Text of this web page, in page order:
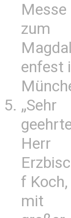
Messe
zum
enfest
„Sehr
Herr
f Koch,
mit